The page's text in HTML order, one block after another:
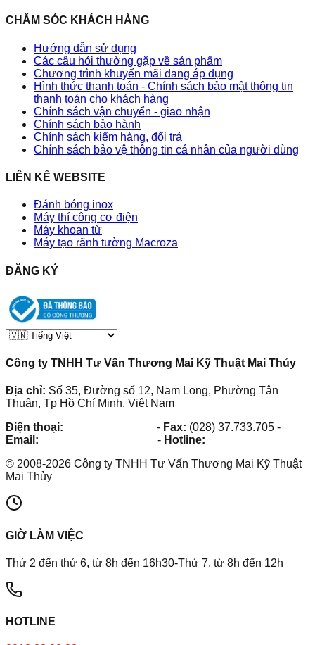
CHĂM SÓC KHÁCH HÀNG
Hướng dẫn sử dụng
Các câu hỏi thường gặp về sản phẩm
Chương trình khuyến mãi đang áp dụng
Hình thức thanh toán - Chính sách bảo mật thông tin
thanh toán cho khách hàng
Chính sách vận chuyển - giao nhận
Chính sách bảo hành
Chính sách kiểm hàng, đổi trả
Chính sách bảo vệ thông tin cá nhân của người dùng
LIÊN KẾ WEBSITE
Đánh bóng inox
Máy thí công cơ điện
Máy khoan từ
Máy tạo rãnh tường Macroza
ĐĂNG KÝ
Công ty TNHH Tư Vấn Thương Mai Kỹ Thuật Mai Thủy
Địa chỉ: Số 35, Đường số 12, Nam Long, Phường Tân
Thuận, Tp Hồ Chí Minh, Việt Nam
Điện thoại:
- Fax: (028) 37.733.705 -
Email:
- Hotline:
© 2008-2026 Công ty TNHH Tư Vấn Thương Mai Kỹ Thuật
Mai Thủy
GIỜ LÀM VIỆC
Thứ 2 đến thứ 6, từ 8h đến 16h30-Thứ 7, từ 8h đến 12h
HOTLINE